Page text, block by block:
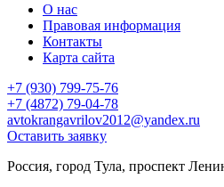
О нас
Правовая информация
Контакты
Карта сайта
+7 (930) 799-75-76
+7 (4872) 79-04-78
avtokrangavrilov2012@yandex.ru
Оставить заявку
Россия, город Тула, проспект